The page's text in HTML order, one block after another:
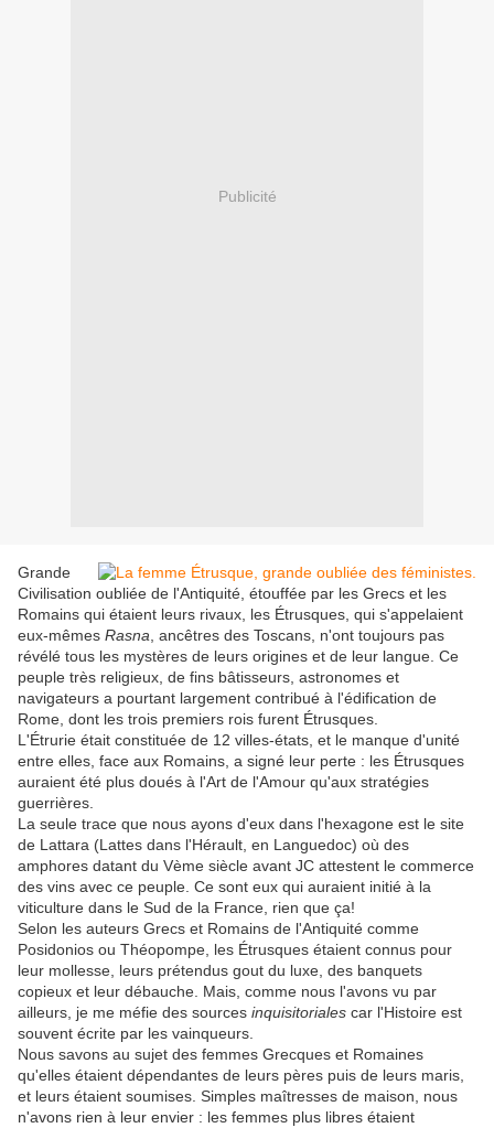
Publicité
Grande
Civilisation oubliée de l'Antiquité, étouffée par les Grecs et les
Romains qui étaient leurs rivaux, les Étrusques, qui s'appelaient
eux-mêmes Rasna , ancêtres des Toscans, n'ont toujours pas
révélé tous les mystères de leurs origines et de leur langue. Ce
peuple très religieux, de fins bâtisseurs, astronomes et
navigateurs a pourtant largement contribué à l'édification de
Rome, dont les trois premiers rois furent Étrusques.
L'Étrurie était constituée de 12 villes-états, et le manque d'unité
entre elles, face aux Romains, a signé leur perte : les Étrusques
auraient été plus doués à l'Art de l'Amour qu'aux stratégies
guerrières.
La seule trace que nous ayons d'eux dans l'hexagone est le site
de Lattara (Lattes dans l'Hérault, en Languedoc) où des
amphores datant du Vème siècle avant JC attestent le commerce
des vins avec ce peuple. Ce sont eux qui auraient initié à la
viticulture dans le Sud de la France, rien que ça!
Selon les auteurs Grecs et Romains de l'Antiquité comme
Posidonios ou Théopompe, les Étrusques étaient connus pour
leur mollesse, leurs prétendus gout du luxe, des banquets
copieux et leur débauche. Mais, comme nous l'avons vu par
ailleurs, je me méfie des sources inquisitoriales ​ car l'Histoire est
souvent écrite par les vainqueurs.
Nous savons au sujet des femmes Grecques et Romaines
qu'elles étaient dépendantes de leurs pères puis de leurs maris,
et leurs étaient soumises. Simples maîtresses de maison, nous
n'avons rien à leur envier : les femmes plus libres étaient